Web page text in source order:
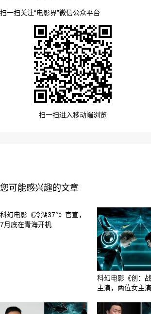
扫一扫关注“电影界”微信公众平台
扫一扫进入移动端浏览
您可能感兴趣的文章
科幻电影《冷湖37°》官宣，
7月底在青海开机
科幻电影《创：
主演，两位女主